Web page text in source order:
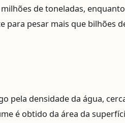
de toneladas,
para pesar mais que bilhões
pela densidade da água,
é obtido da área da